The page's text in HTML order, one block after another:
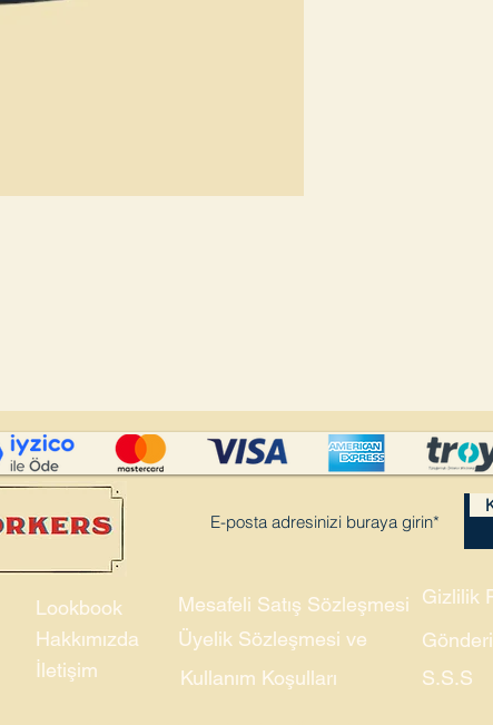
Üyelik Sözleşmesi ve
Mesafeli Satış Sözleşmesi
Lookbook
Hakkımızda
İletişim
Kullanım Koşulları
S.S.S
Gizlilik